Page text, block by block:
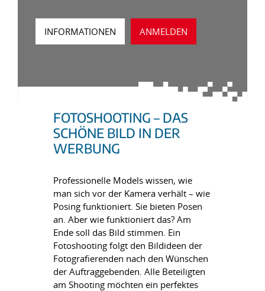
INFORMATIONEN ANMELDEN
FOTOSHOOTING – DAS
SCHÖNE BILD IN DER
WERBUNG
Professionelle Models wissen, wie
man sich vor der Kamera verhält – wie
Posing funktioniert. Sie bieten Posen
an. Aber wie funktioniert das? Am
Ende soll das Bild stimmen. Ein
Fotoshooting folgt den Bildideen der
Fotografierenden nach den Wünschen
der Auftraggebenden. Alle Beteiligten
am Shooting möchten ein perfektes